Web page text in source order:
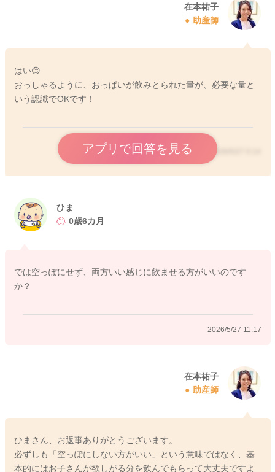
る方もいます。今後も、需要と供給が完全に一致せず、溜める
タイプのまま経過するママさんもいらっしゃいます。
現時点では、赤ちゃんの体重増加が保たれ、赤ちゃんが欲しが
るのであれば、さほど心配はないでしょう。
とは言え、左だけ繰り返し白斑や詰まりがあるご様子ですか
ながら、左から飲ませましょう。
また、圧迫しないブラの着用、明らかに張ったら少しだけ圧を
抜くように搾るのもかよいです。
必要なんだと体が判断して、さらに作られやすくなるので、搾
乳は痛みが辛い時などに限定し、楽になる程度がおすすめで
す！
在本祐子
助産師
はい😊
おっしゃるように、おっぱいが飲みとられた量が、必要な量と
いう認識でOKです！
アプリで回答を見る 2026/5/27 0:14
ひま
0歳6カ月
では空っぽにせず、両方いい感じに飲ませる方がいいのです
か？
2026/5/27 11:17
在本祐子
助産師
ひまさん、お返事ありがとうございます。
必ずしも「空っぽにしない方がいい」という意味ではなく、基
本的にはお子さんが欲しがる分を飲んでもらって大丈夫ですよ